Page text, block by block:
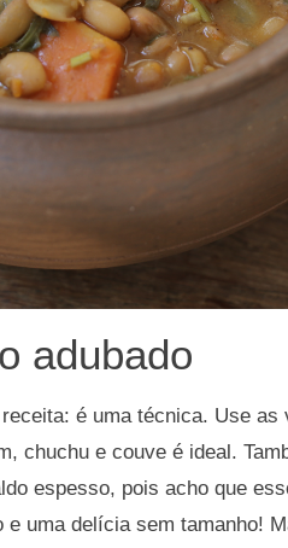
adubado
é uma técnica. Use as
chuchu e couve é ideal.
espesso, pois acho que
uma delícia sem tamanho!